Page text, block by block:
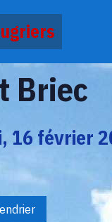
Briec
16 février